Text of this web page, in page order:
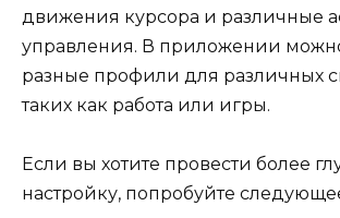
движения курсора и различные
управления. В приложении
разные профили для различных
таких как работа или игры.
Если вы хотите провести более
настройку, попробуйте